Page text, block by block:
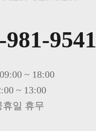
981-9541
~ 18:00
~ 13:00
휴일 휴무